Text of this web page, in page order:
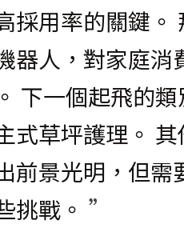
採用率的關鍵
器人，對家庭
下一個起飛的
式草坪護理。
前景光明，但
挑戰。 ”